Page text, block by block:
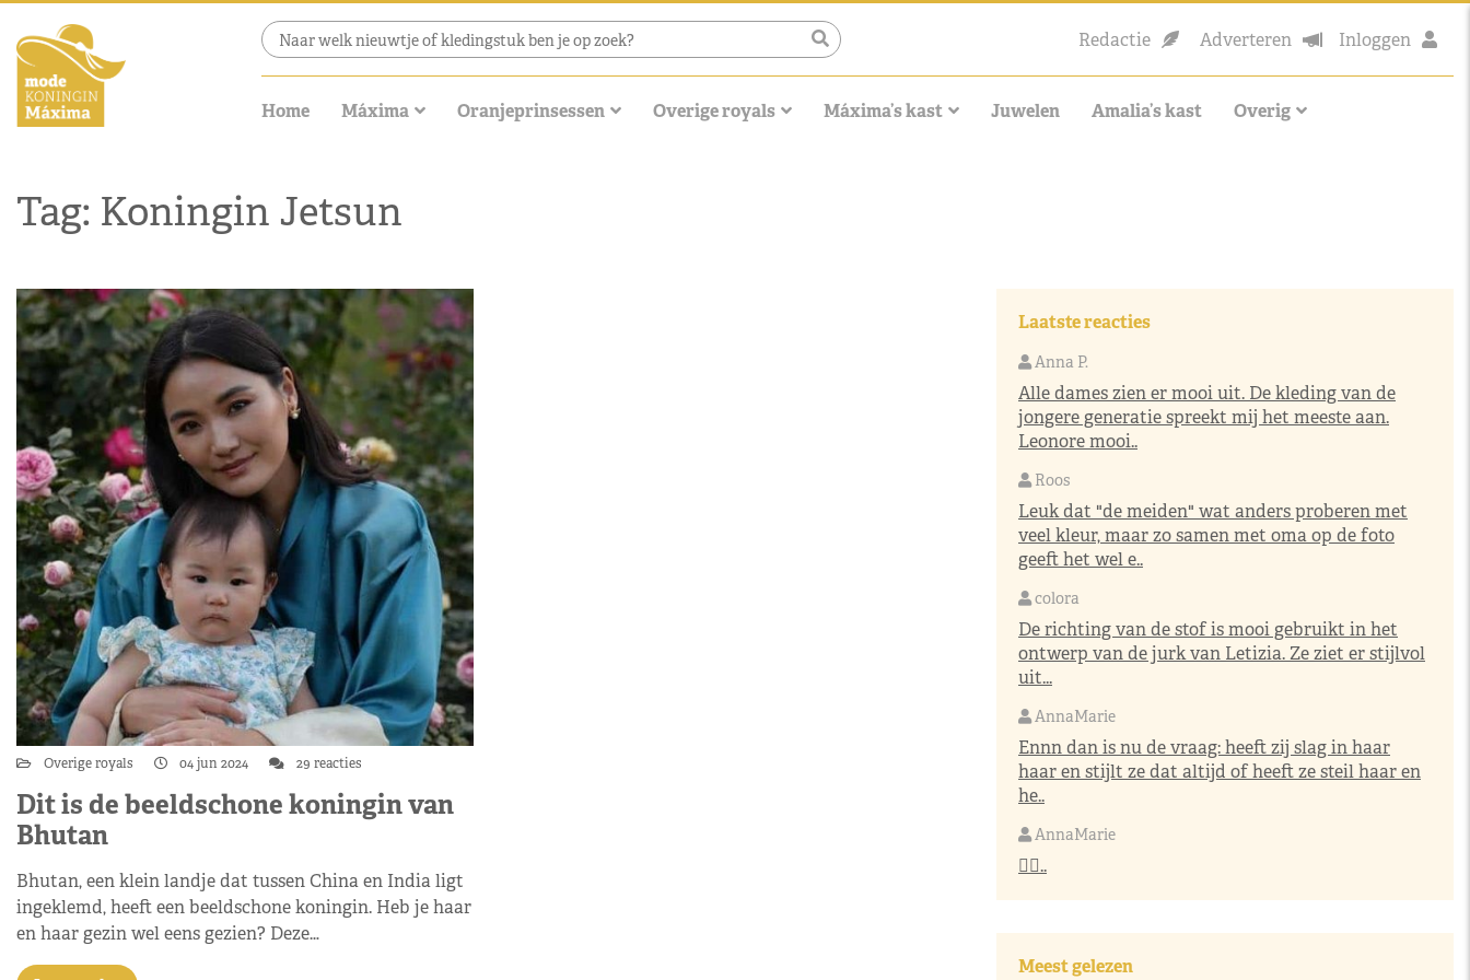
Redactie Adverteren Inloggen
Home Máxima Oranjeprinsessen Overige royals Máxima’s kast Juwelen Amalia’s kast Overig
Tag: Koningin Jetsun
Overige royals 04 jun 2024 29 reacties
Dit is de beeldschone koningin van
Bhutan
Bhutan, een klein landje dat tussen China en India ligt
ingeklemd, heeft een beeldschone koningin. Heb je haar
en haar gezin wel eens gezien? Deze…
Laatste reacties
Anna P.
Alle dames zien er mooi uit. De kleding van de
jongere generatie spreekt mij het meeste aan.
Leonore mooi..
Roos
Leuk dat "de meiden" wat anders proberen met
veel kleur, maar zo samen met oma op de foto
geeft het wel e..
colora
De richting van de stof is mooi gebruikt in het
ontwerp van de jurk van Letizia. Ze ziet er stijlvol
uit...
AnnaMarie
Ennn dan is nu de vraag: heeft zij slag in haar
haar en stijlt ze dat altijd of heeft ze steil haar en
he..
AnnaMarie
👌🏼..
Meest gelezen